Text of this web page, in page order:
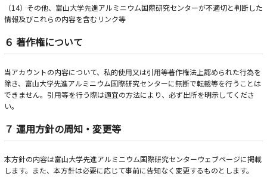
（14）その他、富山大学先進アルミニウム国際研究センターが不適切と判断した
情報及びこれらの内容を含むリンク等
６ 著作権について
当アカウントの内容について、私的使用又は引用等著作権法上認められた行為を
除き、富山大学先進アルミニウム国際研究センターに無断で転載等を行うことは
できません。引用等を行う際は適宜の方法により、必ず出所を明示してくださ
い。
７ 運用方針の周知・変更等
本方針の内容は富山大学先進アルミニウム国際研究センターウェブページに掲載
します。また、本方針は必要に応じて事前に告知なく変更するものとします。